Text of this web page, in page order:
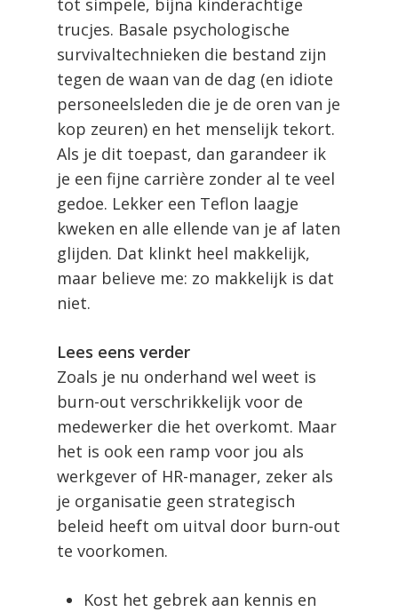
tot simpele, bijna kinderachtige
trucjes. Basale psychologische
survivaltechnieken die bestand zijn
tegen de waan van de dag (en idiote
personeelsleden die je de oren van je
kop zeuren) en het menselijk tekort.
Als je dit toepast, dan garandeer ik
je een fijne carrière zonder al te veel
gedoe. Lekker een Teflon laagje
kweken en alle ellende van je af laten
glijden. Dat klinkt heel makkelijk,
maar believe me: zo makkelijk is dat
niet.
Lees eens verder
Zoals je nu onderhand wel weet is
burn-out verschrikkelijk voor de
medewerker die het overkomt. Maar
het is ook een ramp voor jou als
werkgever of HR-manager, zeker als
je organisatie geen strategisch
beleid heeft om uitval door burn-out
te voorkomen.
Kost het gebrek aan kennis en